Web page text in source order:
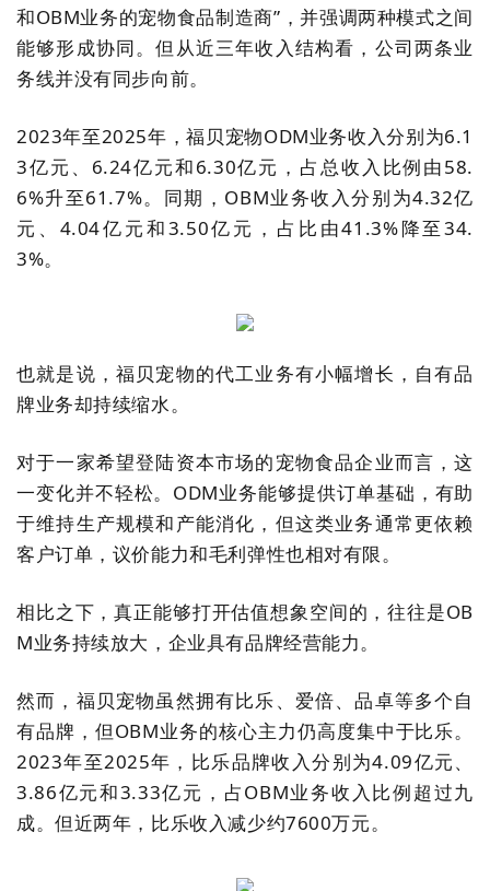
和OBM业务的宠物食品制造商”，并强调两种模式之间
能够形成协同。但从近三年收入结构看，公司两条业
务线并没有同步向前。
2023年至2025年，福贝宠物ODM业务收入分别为6.1
3亿元、6.24亿元和6.30亿元，占总收入比例由58.
6%升至61.7%。同期，OBM业务收入分别为4.32亿
元、4.04亿元和3.50亿元，占比由41.3%降至34.
3%。
也就是说，福贝宠物的代工业务有小幅增长，自有品
牌业务却持续缩水。
对于一家希望登陆资本市场的宠物食品企业而言，这
一变化并不轻松。ODM业务能够提供订单基础，有助
于维持生产规模和产能消化，但这类业务通常更依赖
客户订单，议价能力和毛利弹性也相对有限。
相比之下，真正能够打开估值想象空间的，往往是OB
M业务持续放大，企业具有品牌经营能力。
然而，福贝宠物虽然拥有比乐、爱倍、品卓等多个自
有品牌，但OBM业务的核心主力仍高度集中于比乐。
2023年至2025年，比乐品牌收入分别为4.09亿元、
3.86亿元和3.33亿元，占OBM业务收入比例超过九
成。但近两年，比乐收入减少约7600万元。